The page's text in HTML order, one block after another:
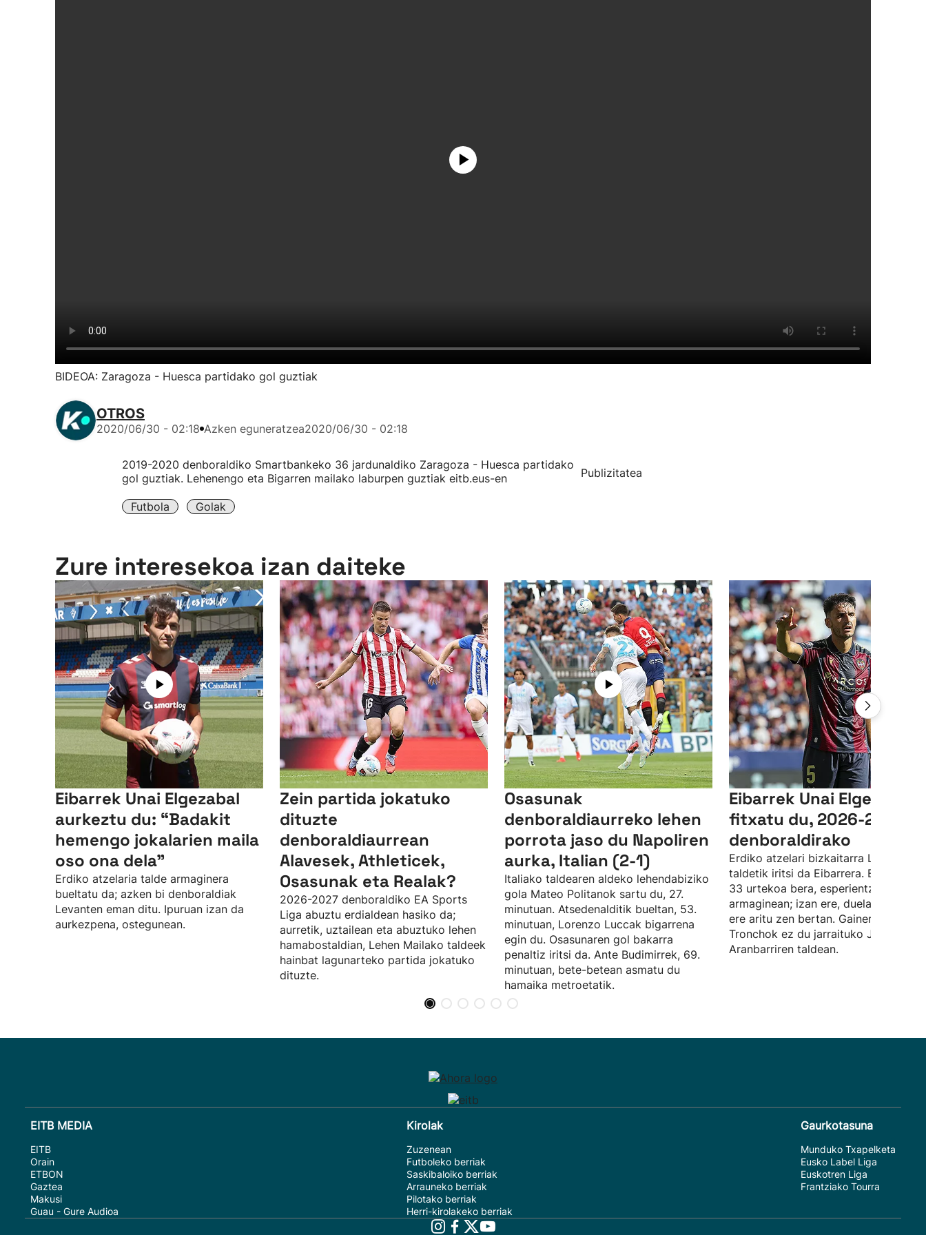
BIDEOA: Zaragoza - Huesca partidako gol guztiak
OTROS
2020/06/30 - 02:18 Azken eguneratzea2020/06/30 - 02:18
2019-2020 denboraldiko Smartbankeko 36 jardunaldiko Zaragoza - Huesca partidako
gol guztiak. Lehenengo eta Bigarren mailako laburpen guztiak eitb.eus-en
Futbola Golak
Publizitatea
Zure interesekoa izan daiteke
Eibarrek Unai Elgezabal
aurkeztu du: “Badakit
hemengo jokalarien maila
oso ona dela”
Erdiko atzelaria talde armaginera
bueltatu da; azken bi denboraldiak
Levanten eman ditu. Ipuruan izan da
aurkezpena, ostegunean.
Zein partida jokatuko
dituzte
denboraldiaurrean
Alavesek, Athleticek,
Osasunak eta Realak?
2026-2027 denboraldiko EA Sports
Liga abuztu erdialdean hasiko da;
aurretik, uztailean eta abuztuko lehen
hamabostaldian, Lehen Mailako taldeek
hainbat lagunarteko partida jokatuko
dituzte.
Osasunak
denboraldiaurreko lehen
porrota jaso du Napoliren
aurka, Italian (2-1)
Italiako taldearen aldeko lehendabiziko
gola Mateo Politanok sartu du, 27.
minutuan. Atsedenalditik bueltan, 53.
minutuan, Lorenzo Luccak bigarrena
egin du. Osasunaren gol bakarra
penaltiz iritsi da. Ante Budimirrek, 69.
minutuan, bete-betean asmatu du
hamaika metroetatik.
Eibarrek Unai Elgezabal
fitxatu du, 2026-2027
denboraldirako
Erdiko atzelari bizkaitarra Levante
taldetik iritsi da Eibarrera.
33 urtekoa bera, esperientzia du
armaginean; izan ere, duela hamar
ere aritu zen bertan. Gainera, Angel
Tronchok ez du jarraituko Jokin
Aranbarriren taldean.
EITB MEDIA
EITB
Orain
ETBON
Gaztea
Makusi
Guau - Gure Audioa
Kirolak
Zuzenean
Futboleko berriak
Saskibaloiko berriak
Arrauneko berriak
Pilotako berriak
Herri-kirolakeko berriak
Gaurkotasuna
Munduko Txapelketa
Eusko Label Liga
Euskotren Liga
Frantziako Tourra